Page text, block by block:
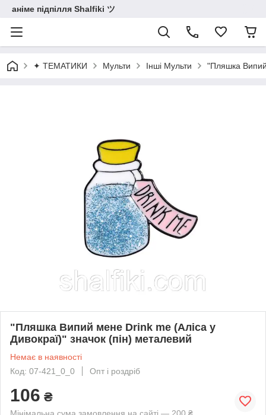
аніме підпілля Shalfiki ツ
✦ ТЕМАТИКИ Мульти Інші Мульти "Пляшка Випий
"Пляшка Випий мене Drink me (Аліса у
Дивокраї)" значок (пін) металевий
Немає в наявності
Код: 07-421_0_0
Опт і роздріб
106 ₴
Мінімальна сума замовлення на сайті — 200 ₴